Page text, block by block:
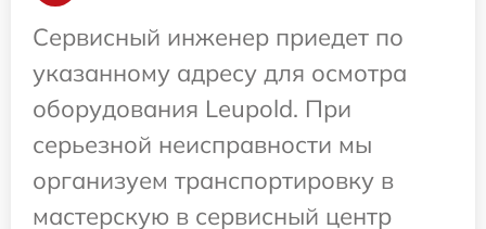
Сервисный инженер приедет по
указанному адресу для осмотра
оборудования Leupold. При
серьезной неисправности мы
организуем транспортировку в
мастерскую в сервисный центр